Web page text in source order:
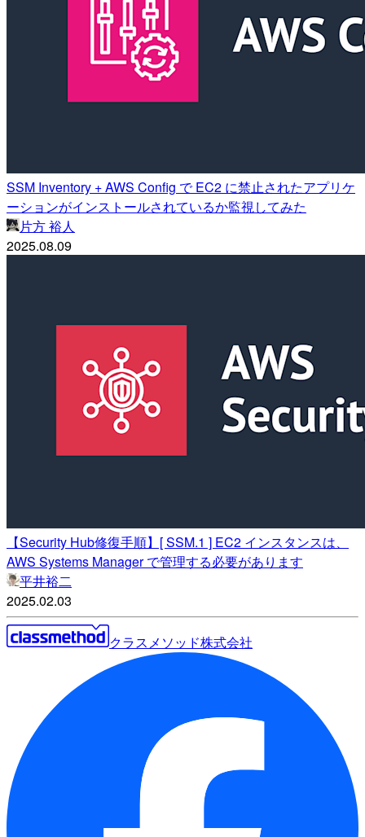
SSM Inventory + AWS Config で EC2 に禁止されたアプリケ
ーションがインストールされているか監視してみた
片方 裕人
2025.08.09
【Security Hub修復手順】[ SSM.1 ] EC2 インスタンスは、
AWS Systems Manager で管理する必要があります
平井裕二
2025.02.03
クラスメソッド株式会社